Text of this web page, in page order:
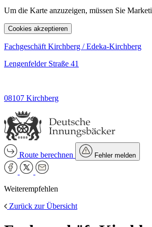
Um die Karte anzuzeigen, müssen Sie
Cookies akzeptieren
Fachgeschäft Kirchberg / Edeka-Kirchberg
Lengenfelder Straße 41
08107 Kirchberg
Route berechnen Fehler melden
Weiterempfehlen
Zurück zur Übersicht